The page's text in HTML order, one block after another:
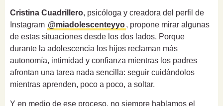
Cristina Cuadrillero, psicóloga y creadora del perfil de
Instagram @miadolescenteyyo, propone mirar algunas
de estas situaciones desde los dos lados. Porque
durante la adolescencia los hijos reclaman más
autonomía, intimidad y confianza mientras los padres
afrontan una tarea nada sencilla: seguir cuidándolos
mientras aprenden, poco a poco, a soltar.
Y en medio de ese proceso, no siempre hablamos el